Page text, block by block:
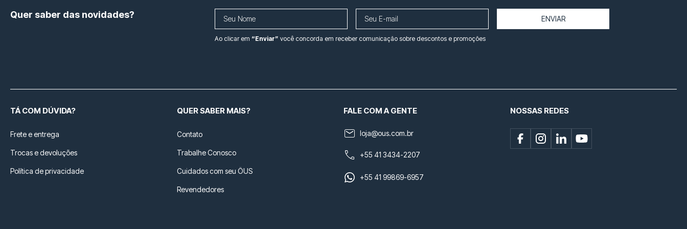
Quer saber das novidades? ENVIAR
Ao clicar em “Enviar” você concorda em receber comunicação sobre descontos e promoções
TÁ COM DÚVIDA?
Frete e entrega
Trocas e devoluções
Política de privacidade
QUER SABER MAIS?
Contato
Trabalhe Conosco
Cuidados com seu ÖUS
Revendedores
FALE COM A GENTE
loja@ous.com.br
+55 41 3434-2207
+55 41 99869-6957
NOSSAS REDES